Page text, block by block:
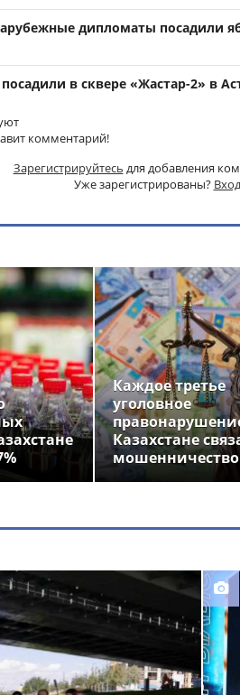
дипломаты посадили
в сквере «Жастар-2» в
комментарий!
Зарегистрируйтесь для добавления
Уже зарегистрированы? Вход
Каждое третье
уголовное
Казахстане